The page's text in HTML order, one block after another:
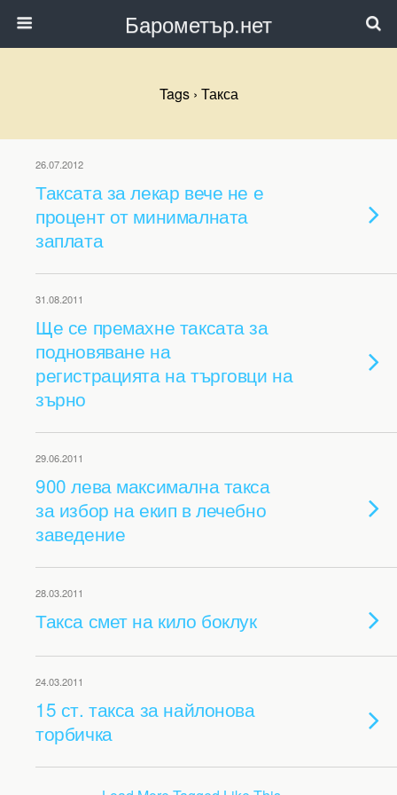
Барометър.нет
Tags › Такса
26.07.2012
Таксата за лекар вече не е
процент от минималната
заплата
31.08.2011
Ще се премахне таксата за
подновяване на
регистрацията на търговци на
зърно
29.06.2011
900 лева максимална такса
за избор на екип в лечебно
заведение
28.03.2011
Такса смет на кило боклук
24.03.2011
15 ст. такса за найлонова
торбичка